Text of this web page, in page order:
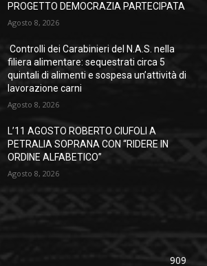
PROGETTO DEMOCRAZIA PARTECIPATA
Agosto 8, 2026
Controlli dei Carabinieri del N.A.S. nella
filiera alimentare: sequestrati circa 5
quintali di alimenti e sospesa un’attività di
lavorazione carni
Agosto 8, 2026
L’11 AGOSTO ROBERTO CIUFOLI A
PETRALIA SOPRANA CON “RIDERE IN
ORDINE ALFABETICO”
Agosto 8, 2026
909